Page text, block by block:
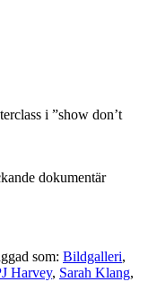
i ”show don’t
dokumentär
som: Bildgalleri,
Harvey, Sarah Klang,